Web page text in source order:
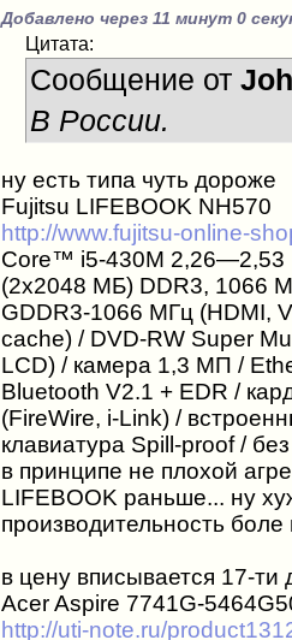
Добавлено через 11 минут 0
Цитата:
Сообщение от
В России.
ну есть типа чуть дороже
Fujitsu LIFEBOOK NH570
http://www.fujitsu-online-
Core™ i5-430M 2,26—2,53
(2x2048 МБ) DDR3, 1066
GDDR3-1066 МГц (HDMI,
cache) / DVD-RW Super
LCD) / камера 1,3 МП /
Bluetooth V2.1 + EDR /
(FireWire, i-Link) /
клавиатура Spill-proof /
в принципе не плохой
LIFEBOOK раньше... ну
производительность
в цену вписывается 17-ти
Acer Aspire 7741G-
http://uti-note.ru/